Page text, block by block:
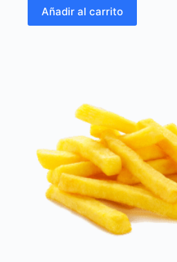
Añadir al carrito